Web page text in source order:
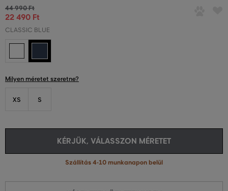
44 990 Ft
22 490 Ft
CLASSIC BLUE
Milyen méretet szeretne?
XS S
KÉRJÜK, VÁLASSZON MÉRETET
Szállítás 4-10 munkanapon belül